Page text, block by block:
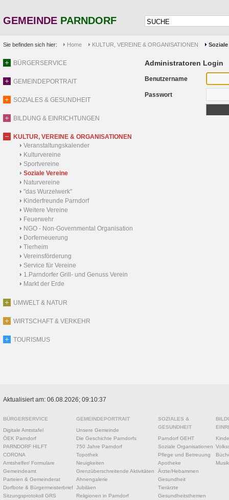
GEMEINDE PARNDORF
Sie befinden sich hier: Home KULTUR, VEREINE & ORGANISATIONEN Soziale
BÜRGERSERVICE
GEMEINDEPORTRAIT
SOZIALES & GESUNDHEIT
BILDUNG & EINRICHTUNGEN
KULTUR, VEREINE & ORGANISATIONEN
Veranstaltungskalender
Kulturvereine
Sportvereine
Soziale Vereine
Naturvereine
"das Wurzelwerk"
Kinderfreunde Parndorf
Weitere Vereine
Feuerwehr
NGO - Non-Governmental Organisation
Dorferneuerung
Tierheim
Vereinsförderung
Service für Vereine
1.Parndorfer Grill- und Genuss Verein
Markt der Erde
UMWELT & NATUR
WIRTSCHAFT & VERKEHR
TOURISMUS
Administratoren Login
Benutzername
Passwort
Aktualisiert am: 06.08.2026; 09:10:37
BÜRGERSERVICE
Digitale Amtstafel
ÖEK Parndorf
PARNDORF HILFT
CORONA
Amtshelfer/ Formulare
Gemeindeamt
Parteien & Gemeinderat
Dorfbote & Bürgermeisterbrief
Sitzungsprotokoll GRS
GEMEINDEPORTRAIT
Unsere Gemeinde
Die Geschichte Parndorfs
750 Jahre Parndorf
Topothek
Neuigkeiten
Grenzüberschreitende Aktivitäten
Ahnengalerie
Jubiläen
Religionen in Parndorf
SOZIALES &
GESUNDHEIT
Parndorf GEHT
Soziale Organisationen
Pflege und Betreuung
Apotheke
Ärzte/Hebammen
Gesundheit
Tierärzte
Gesundheitsthemen